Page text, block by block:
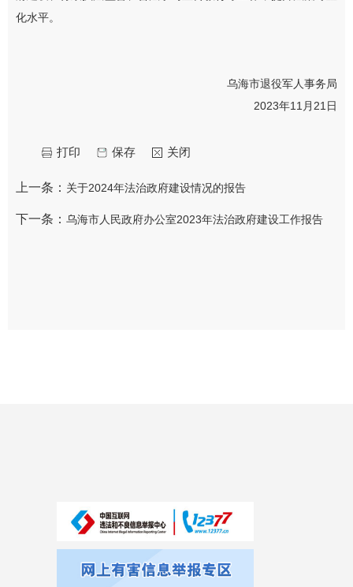
化水平。
乌海市退役军人事务局
2023年11月21日
关闭
保存
打印
上一条： 关于2024年法治政府建设情况的报告
下一条： 乌海市人民政府办公室2023年法治政府建设工作报告